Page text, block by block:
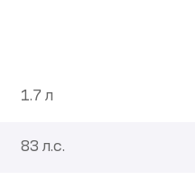
1.7 л
83 л.с.